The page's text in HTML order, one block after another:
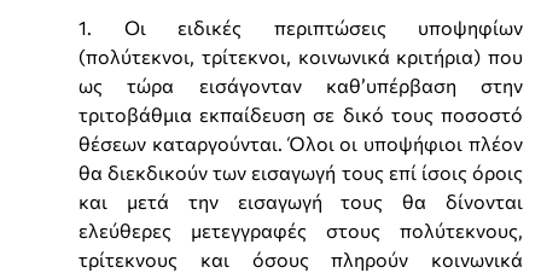
1. Οι ειδικές περιπτώσεις υποψηφίων
(πολύτεκνοι, τρίτεκνοι, κοινωνικά κριτήρια) που
ως τώρα εισάγονταν καθ’υπέρβαση στην
τριτοβάθμια εκπαίδευση σε δικό τους ποσοστό
θέσεων καταργούνται. Όλοι οι υποψήφιοι πλέον
θα διεκδικούν των εισαγωγή τους επί ίσοις όροις
και μετά την εισαγωγή τους θα δίνονται
ελεύθερες μετεγγραφές στους πολύτεκνους,
τρίτεκνους και όσους πληρούν κοινωνικά